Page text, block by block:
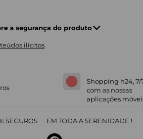
a segurança do produto
ilícitos
Shopping h24, 7/
com as nossas
aplicações
SEGUROS EM TODA A SERENIDADE !